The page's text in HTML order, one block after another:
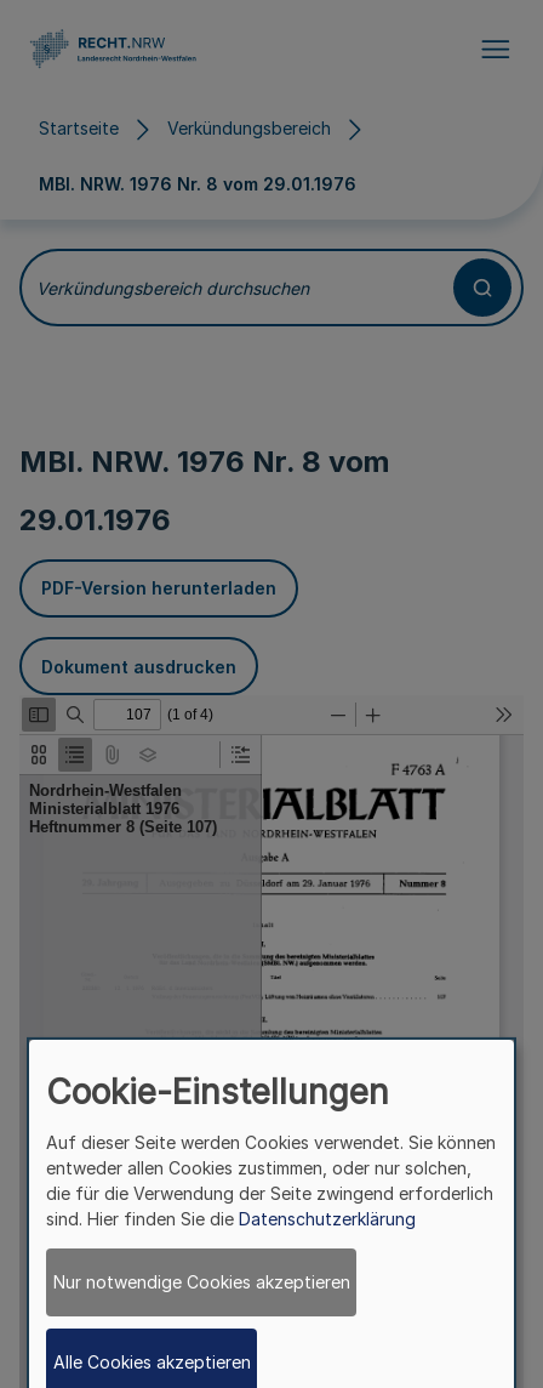
Startseite Verkündungsbereich
MBl. NRW. 1976 Nr. 8 vom 29.01.1976
Verkündungsbereich durchsuchen
MBl. NRW. 1976 Nr. 8 vom
29.01.1976
PDF-Version herunterladen
Dokument ausdrucken
Cookie-Einstellungen
Auf dieser Seite werden Cookies verwendet. Sie können
entweder allen Cookies zustimmen, oder nur solchen,
die für die Verwendung der Seite zwingend erforderlich
sind. Hier finden Sie die Datenschutzerklärung
Nur notwendige Cookies akzeptieren
Alle Cookies akzeptieren